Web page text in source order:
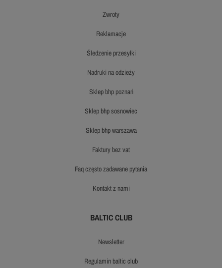
zwroty
reklamacje
śledzenie przesyłki
nadruki na odzieży
sklep bhp poznań
sklep bhp sosnowiec
sklep bhp warszawa
faktury bez vat
faq często zadawane pytania
kontakt z nami
BALTIC CLUB
newsletter
regulamin baltic club